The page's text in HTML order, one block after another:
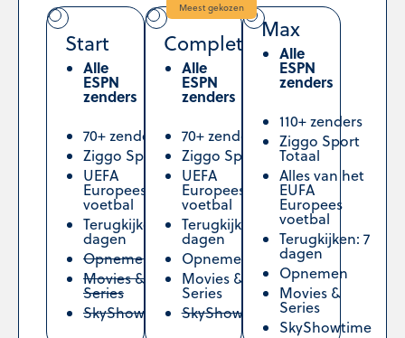
Start
Alle
ESPN
zenders
70+ zenders
Ziggo Sport
UEFA
Europees
voetbal
Terugkijken: 2
dagen
Opnemen
Movies &
Series
SkyShowtime
Complete
Alle
ESPN
zenders
70+ zenders
Ziggo Sport
UEFA
Europees
voetbal
Terugkijken: 7
dagen
Opnemen
Movies &
Series
SkyShowtime
Meest gekozen
Max
Alle
ESPN
zenders
110+ zenders
Ziggo Sport
Totaal
Alles van het
EUFA
Europees
voetbal
Terugkijken: 7
dagen
Opnemen
Movies &
Series
SkyShowtime